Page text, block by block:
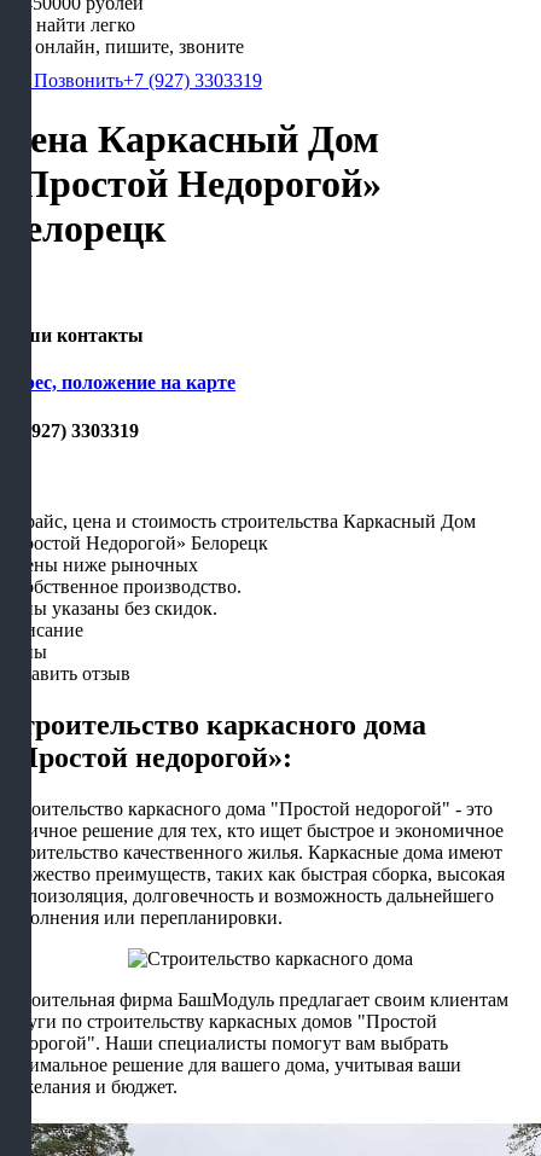
Нас найти легко
Мы онлайн, пишите, звоните
Позвонить+7 (927) 3303319
Цена Каркасный Дом
«Простой Недорогой»
Белорецк
Наши контакты
Адрес, положение на карте
+7 (927) 3303319
- Прайс, цена и стоимость строительства Каркасный Дом
«Простой Недорогой» Белорецк
- Цены ниже рыночных
- Собственное производство.
Цены указаны без скидок.
Описание
Цены
Оставить отзыв
Строительство каркасного дома
"Простой недорогой»:
Строительство каркасного дома "Простой недорогой" - это
отличное решение для тех, кто ищет быстрое и экономичное
строительство качественного жилья. Каркасные дома имеют
множество преимуществ, таких как быстрая сборка, высокая
теплоизоляция, долговечность и возможность дальнейшего
дополнения или перепланировки.
Строительная фирма БашМодуль предлагает своим клиентам
услуги по строительству каркасных домов "Простой
недорогой". Наши специалисты помогут вам выбрать
оптимальное решение для вашего дома, учитывая ваши
пожелания и бюджет.